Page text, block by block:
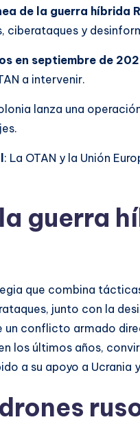
de la guerra híbrida
y
en septiembre de
a intervenir.
lanza una
: La OTAN y la Unión
guerra
que combina
junto con la
un conflicto armado
los últimos años,
a su apoyo a